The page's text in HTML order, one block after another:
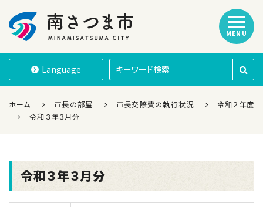
南さつま市
Language
MENU
ホーム 市長の部屋 市長交際費の執行状況
令和２年度
令和３年３月分
令和３年３月分